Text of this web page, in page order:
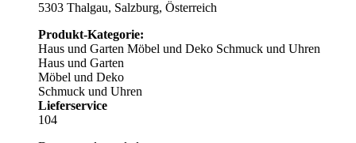
5303 Thalgau, Salzburg, Österreich
Produkt-Kategorie:
Haus und Garten Möbel und Deko Schmuck und Uhren
Haus und Garten
Möbel und Deko
Schmuck und Uhren
Lieferservice
104